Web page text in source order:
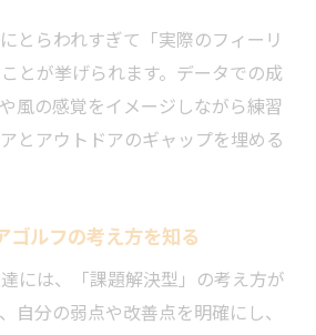
とらわれすぎて「実際のフィーリ
とが挙げられます。データでの成
風の感覚をイメージしながら練習
とアウトドアのギャップを埋める
ゴルフの考え方を知る
には、「課題解決型」の考え方が
自分の弱点や改善点を明確にし、